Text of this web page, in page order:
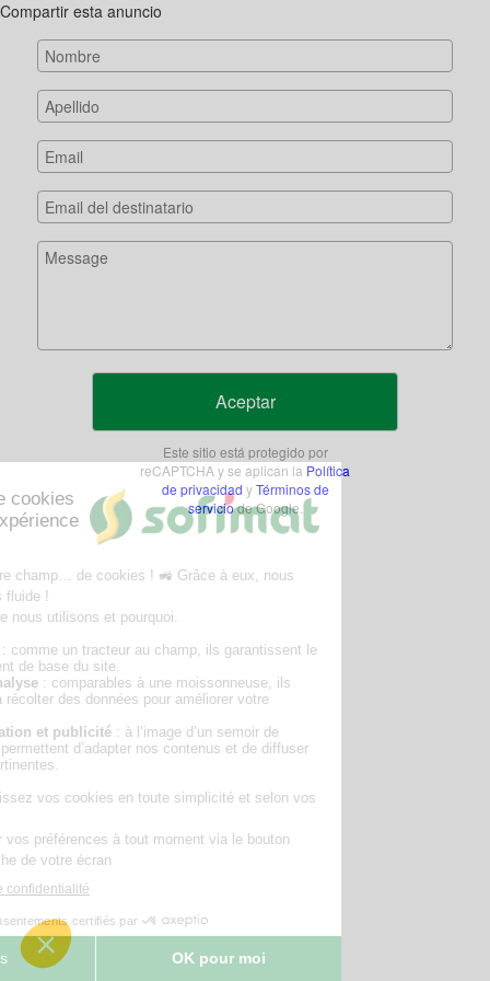
Compartir esta anuncio
Aceptar
Este sitio está protegido por
reCAPTCHA y se aplican la Política
de privacidad yTérminos de
serviciode Google.